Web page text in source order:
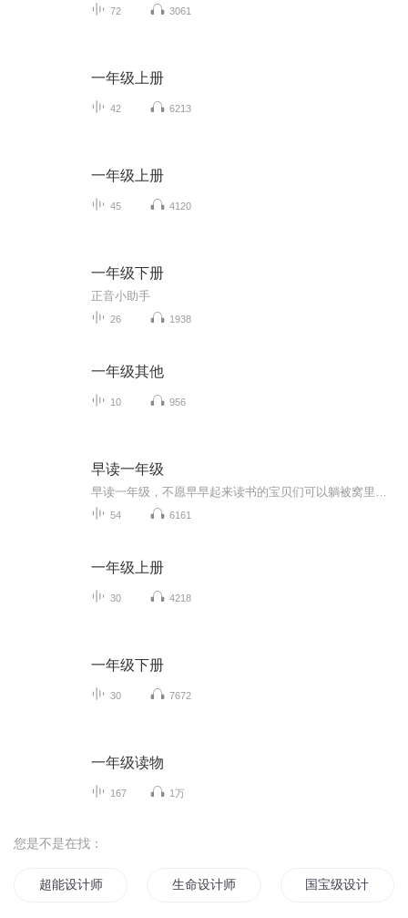
72 3061
一年级上册
42 6213
一年级上册
45 4120
一年级下册
正音小助手
26 1938
一年级其他
10 956
早读一年级
54 6161
一年级上册
30 4218
一年级下册
30 7672
一年级读物
167 1万
您是不是在找：
超能设计师 生命设计师 国宝级设计师